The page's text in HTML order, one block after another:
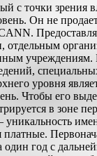
с точки зрения
Он не
отдельным
уровня
Чтобы его
в зоне
уникальность
платные.
один год с